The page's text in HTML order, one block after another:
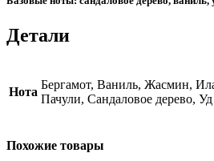
Детали
Нота
Бергамот, Ваниль, Жасмин,
Пачули, Сандаловое дерево, Уд
Похожие товары